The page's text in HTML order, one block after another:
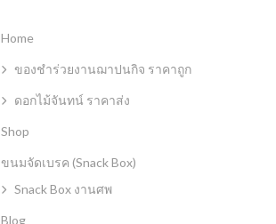
Home
ของชำร่วยงานฌาปนกิจ ราคาถูก
ดอกไม้จันทน์ ราคาส่ง
Shop
ขนมจัดเบรค (Snack Box)
Snack Box งานศพ
Blog